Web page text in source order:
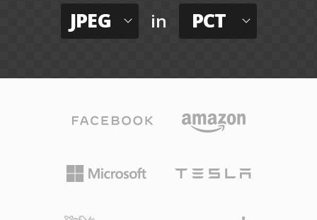
JPEG in PCT